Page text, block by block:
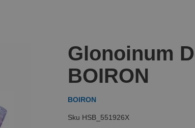
Glonoinum
BOIRON
BOIRON
HSB_551926X